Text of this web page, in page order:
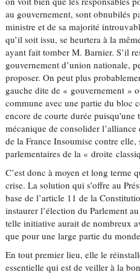
au gouvernement, sont obnubilés
ministre et de sa majorité
qu’il soit issu, se heurtera à la
ayant fait tomber M. Barnier. S’il
gouvernement d’union nationale,
proposer. On peut plus
gauche dite de « gouvernement »
commune avec une partie du bloc
encore de courte durée
mécanique de consolider
de la France Insoumise contre
parlementaires de la « droite
C’est donc à moyen et long terme
crise. La solution qui s’offre au
base de l’article 11 de la
instaurer l’élection du Parlement
telle initiative aurait de nombreux
que pour une large partie du
En tout premier lieu, elle le
essentielle qui est de veiller à la